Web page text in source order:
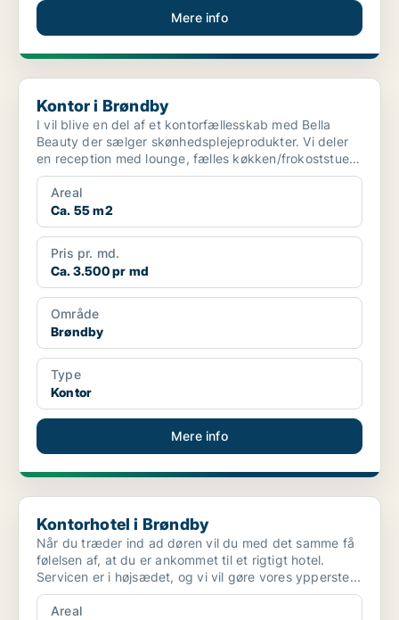
Mere info
Kontor i Brøndby
Kontor i Brøndby
I vil blive en del af et kontorfællesskab med Bella
Beauty der sælger skønhedsplejeprodukter. Vi deler
en reception med lounge, fælles køkken/frokoststue
o...
Areal
Ca. 55 m2
Pris pr. md.
Ca. 3.500 pr md
Område
Brøndby
Type
Kontor
Mere info
Kontorhotel i Brøndby
Kontorhotel i Brøndby
Når du træder ind ad døren vil du med det samme få
følelsen af, at du er ankommet til et rigtigt hotel.
Servicen er i højsædet, og vi vil gøre vores ypperste...
Areal